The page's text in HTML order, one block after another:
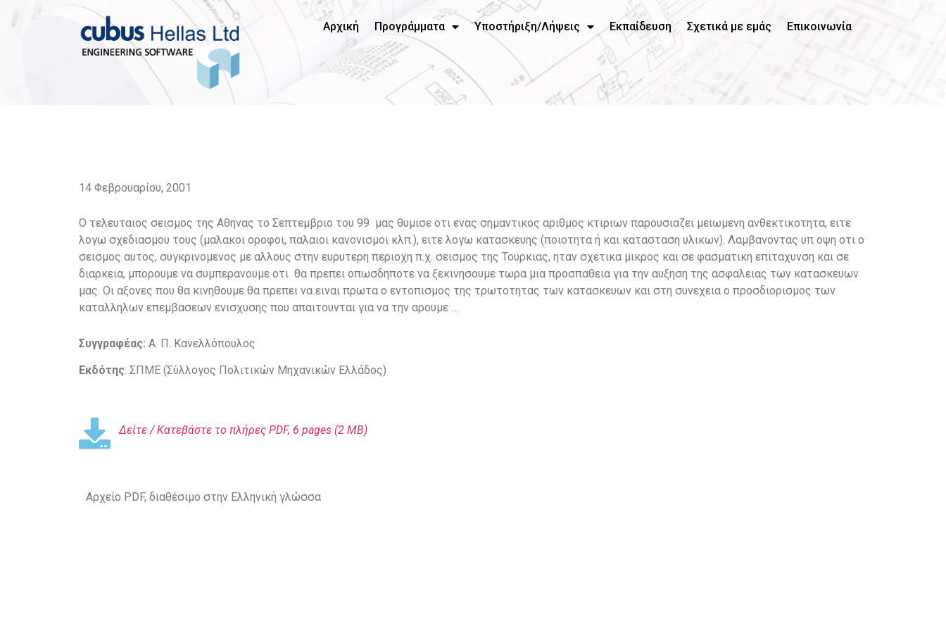
Αρχική Προγράμματα Υποστήριξη/Λήψεις Εκπαίδευση Σχετικά με εμάς Επικοινωνία
14 Φεβρουαρίου, 2001
Ο τελευταιος σεισμος της Αθηνας το Σεπτεμβριο του 99 μας θυμισε οτι ενας σημαντικος αριθμος κτιριων παρουσιαζει μειωμενη ανθεκτικοτητα, ειτε
λογω σχεδιασμου τους (μαλακοι οροφοι, παλαιοι κανονισμοι κλπ.), ειτε λογω κατασκευης (ποιοτητα ή και κατασταση υλικων). Λαμβανοντας υπ οψη οτι ο
σεισμος αυτος, συγκρινομενος με αλλους στην ευρυτερη περιοχη π.χ. σεισμος της Τουρκιας, ηταν σχετικα μικρος και σε φασματικη επιταχυνση και σε
διαρκεια, μπορουμε να συμπερανουμε οτι θα πρεπει οπωσδηποτε να ξεκινησουμε τωρα μια προσπαθεια για την αυξηση της ασφαλειας των κατασκευων
μας. Οι αξονες που θα κινηθουμε θα πρεπει να ειναι πρωτα ο εντοπισμος της τρωτοτητας των κατασκευων και στη συνεχεια ο προσδιορισμος των
καταλληλων επεμβασεων ενισχυσης που απαιτουνται για να την αρουμε …
Συγγραφέας: Α. Π. Κανελλόπουλος
Εκδότης: ΣΠΜΕ (Σύλλογος Πολιτικών Μηχανικών Ελλάδος)
Δείτε / Κατεβάστε το πλήρες PDF, 6 pages (2 MΒ)
Αρχείο PDF, διαθέσιμο στην Ελληνική γλώσσα